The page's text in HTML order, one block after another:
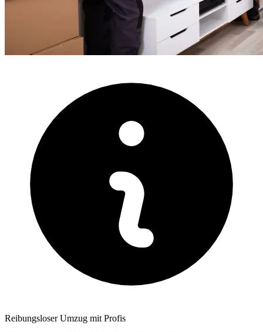
Reibungsloser Umzug mit Profis